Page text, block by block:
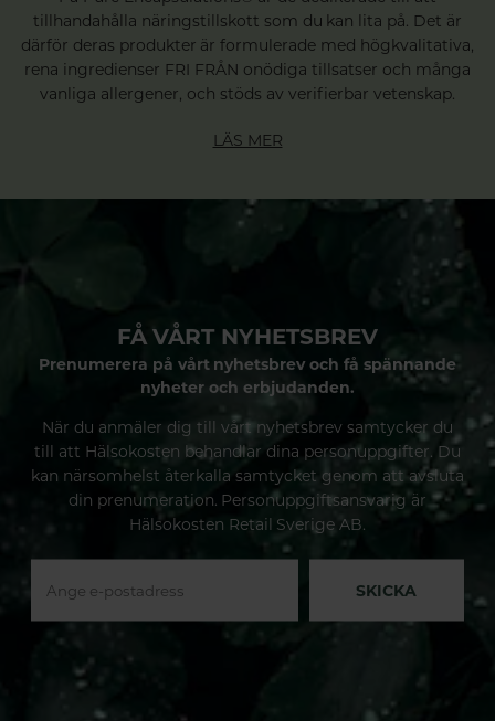
tillhandahålla näringstillskott som du kan lita på. Det är
därför deras produkter är formulerade med högkvalitativa,
rena ingredienser FRI FRÅN onödiga tillsatser och många
vanliga allergener, och stöds av verifierbar vetenskap.
LÄS MER
FÅ VÅRT NYHETSBREV
Prenumerera på vårt nyhetsbrev och få spännande
nyheter och erbjudanden.
När du anmäler dig till vårt nyhetsbrev samtycker du
till att Hälsokosten behandlar dina personuppgifter. Du
kan närsomhelst återkalla samtycket genom att avsluta
din prenumeration. Personuppgiftsansvarig är
Hälsokosten Retail Sverige AB.
SKICKA